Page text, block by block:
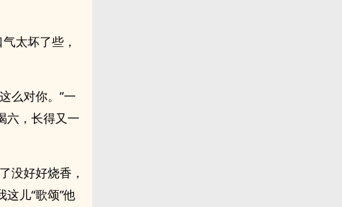
太坏了些，
么对你。”一
六，长得又一
没好好烧香，
儿“歌颂”他